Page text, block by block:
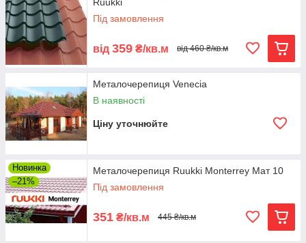
Під замовлення
від 359 ₴/кв.м від 460 ₴/кв.м
Металочерепиця Venecia
В наявності
Ціну уточнюйте
Новинка
–21%
Металочерепиця Ruukki Monterrey Мат 10
Під замовлення
351 ₴/кв.м 445 ₴/кв.м